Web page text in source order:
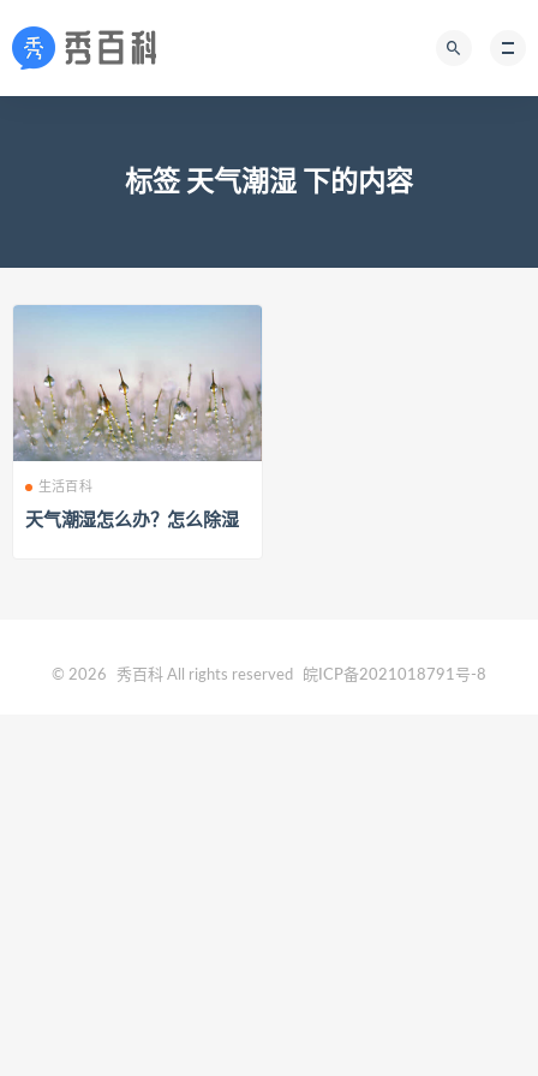
标签 天气潮湿 下的内容
生活百科
天气潮湿怎么办？怎么除湿
© 2026 秀百科 All rights reserved 皖ICP备2021018791号-8